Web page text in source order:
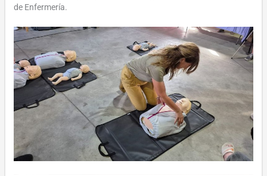
de Enfermería.